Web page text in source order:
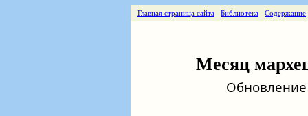
Главная страница сайта Библиотека Содержание
Месяц
Обновление